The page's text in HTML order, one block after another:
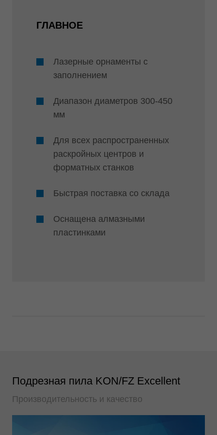
ГЛАВНОЕ
Лазерные орнаменты с
заполнением
Диапазон диаметров 300-450
мм
Для всех распространенных
раскройных центров и
форматных станков
Быстрая поставка со склада
Оснащена алмазными
пластинками
Подрезная пила KON/FZ Excellent
Производительность и качество